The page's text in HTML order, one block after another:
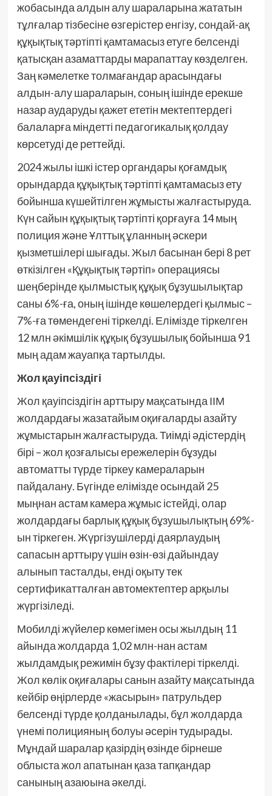
жобасында алдын алу шараларына жататын
тұлғалар тізбесіне өзгерістер енгізу, сондай-ақ
құқықтық тәртіпті қамтамасыз етуге белсенді
қатысқан азаматтарды марапаттау көзделген.
Заң кәмелетке толмағандар арасындағы
алдын-алу шараларын, соның ішінде ерекше
назар аударуды қажет ететін мектептердегі
балаларға міндетті педагогикалық қолдау
көрсетуді де реттейді.
2024 жылы ішкі істер органдары қоғамдық
орындарда құқықтық тәртіпті қамтамасыз ету
бойынша күшейтілген жұмысты жалғастыруда.
Күн сайын құқықтық тәртіпті қорғауға 14 мың
полиция және Ұлттық ұланның әскери
қызметшілері шығады. Жыл басынан бері 8 рет
өткізілген «Құқықтық тәртіп» операциясы
шеңберінде қылмыстық құқық бұзушылықтар
саны 6%-ға, оның ішінде көшелердегі қылмыс –
7%-ға төмендегені тіркелді. Елімізде тіркелген
12 млн әкімшілік құқық бұзушылық бойынша 91
мың адам жауапқа тартылды.
Жол қауіпсіздігі
Жол қауіпсіздігін арттыру мақсатында ІІМ
жолдардағы жазатайым оқиғаларды азайту
жұмыстарын жалғастыруда. Тиімді әдістердің
бірі – жол қозғалысы ережелерін бұзуды
автоматты түрде тіркеу камераларын
пайдалану. Бүгінде елімізде осындай 25
мыңнан астам камера жұмыс істейді, олар
жолдардағы барлық құқық бұзушылықтың 69%-
ын тіркеген. Жүргізушілерді даярлаудың
сапасын арттыру үшін өзін-өзі дайындау
алынып тасталды, енді оқыту тек
сертификатталған автомектептер арқылы
жүргізіледі.
Мобилді жүйелер көмегімен осы жылдың 11
айында жолдарда 1,02 млн-нан астам
жылдамдық режимін бұзу фактілері тіркелді.
Жол көлік оқиғалары санын азайту мақсатында
кейбір өңірлерде «жасырын» патрульдер
белсенді түрде қолданылады, бұл жолдарда
үнемі полицияның болуы әсерін тудырады.
Мұндай шаралар қазірдің өзінде бірнеше
облыста жол апатынан қаза тапқандар
санының азаюына әкелді.